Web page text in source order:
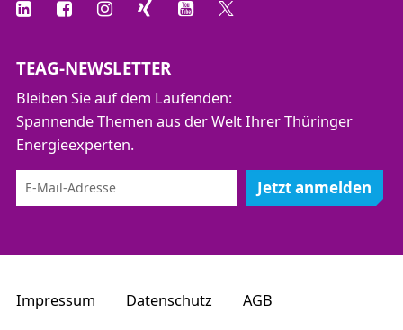
TEAG-NEWSLETTER
Bleiben Sie auf dem Laufenden:
Spannende Themen aus der Welt Ihrer Thüringer
Energieexperten.
Jetzt anmelden
Impressum Datenschutz AGB